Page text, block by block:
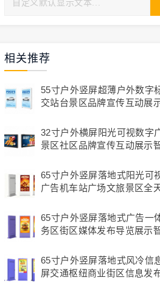
相关推荐
55寸户外竖屏超薄户外数字
交站台景区品牌宣传互动展
32寸户外横屏阳光可视数字
景区社区品牌宣传互动展示
65寸户外竖屏落地式阳光可
广告机车站广场文旅景区全
65寸户外竖屏落地式广告一
务区街区媒体发布导览展示
65寸户外竖屏落地式风冷信
屏交通枢纽商业街区信息发